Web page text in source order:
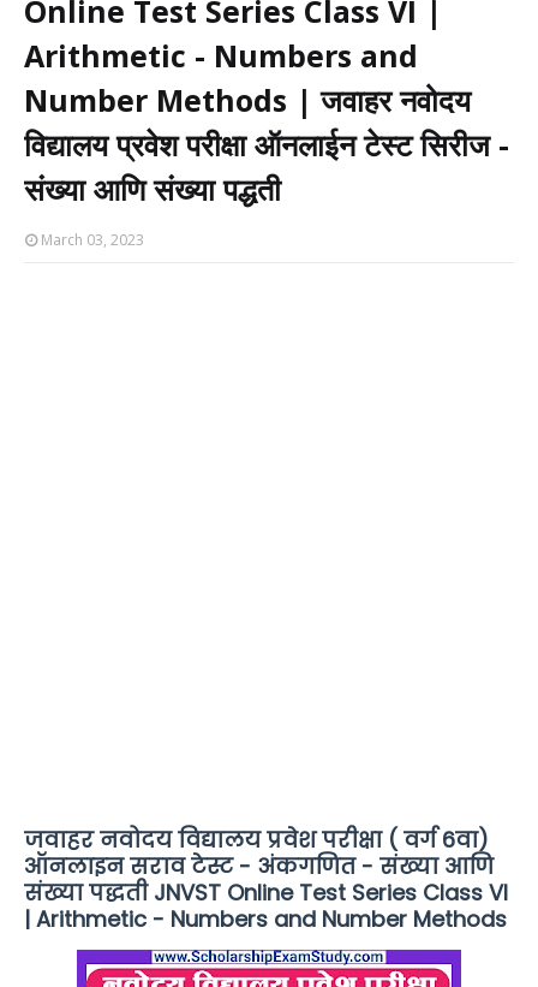
Online Test Series Class VI |
Arithmetic - Numbers and
Number Methods | जवाहर नवोदय
विद्यालय प्रवेश परीक्षा ऑनलाईन टेस्ट सिरीज -
संख्या आणि संख्या पद्धती
March 03, 2023
जवाहर नवोदय विद्यालय प्रवेश परीक्षा ( वर्ग 6वा)
ऑनलाइन सराव टेस्ट - अंकगणित - संख्या आणि
संख्या पद्धती JNVST Online Test Series Class VI
| Arithmetic - Numbers and Number Methods